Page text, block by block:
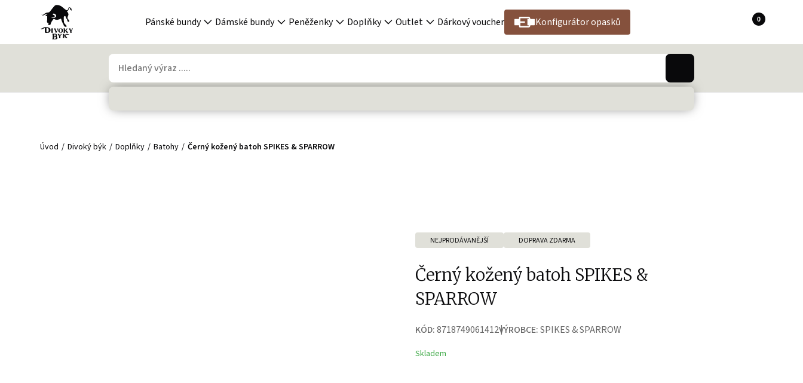
Pánské bundy Dámské bundy Peněženky Doplňky Outlet Dárkový voucher Konfigurátor opasků 0
Úvod Divoký býk Doplňky Batohy Černý kožený batoh SPIKES & SPARROW
NEJPRODÁVANĚJŠÍ DOPRAVA ZDARMA
Černý kožený batoh SPIKES &
SPARROW
KÓD:8718749061412VÝROBCE:SPIKES & SPARROW
Skladem